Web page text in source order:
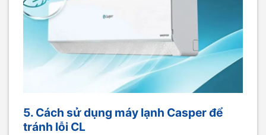
5. Cách sử dụng máy lạnh Casper để
tránh lỗi CL